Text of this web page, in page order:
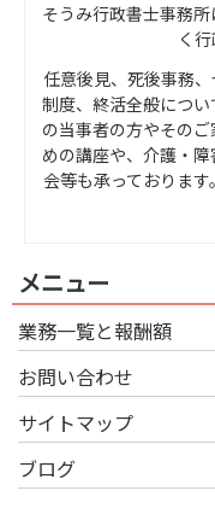
そうみ行政書士事務
く
任意後見、死後事務
制度、終活全般につ
の当事者の方やその
めの講座や、介護・
会等も承っておりま
メニュー
業務一覧と報酬額
お問い合わせ
サイトマップ
ブログ